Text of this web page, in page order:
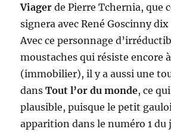
Viager de Pierre Tchernia, que
signera avec René Goscinny
Avec ce personnage
moustaches qui résiste encore
(immobilier), il y a aussi une
dansTout l’or du monde, ce
plausible, puisque le petit
apparition dans le numéro 1 du